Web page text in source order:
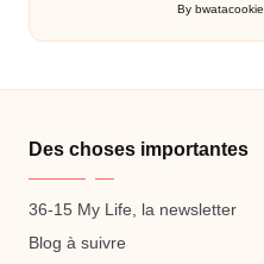
Posted
by
By bwatacookie
Des choses importantes
36-15 My Life, la newsletter
Blog à suivre